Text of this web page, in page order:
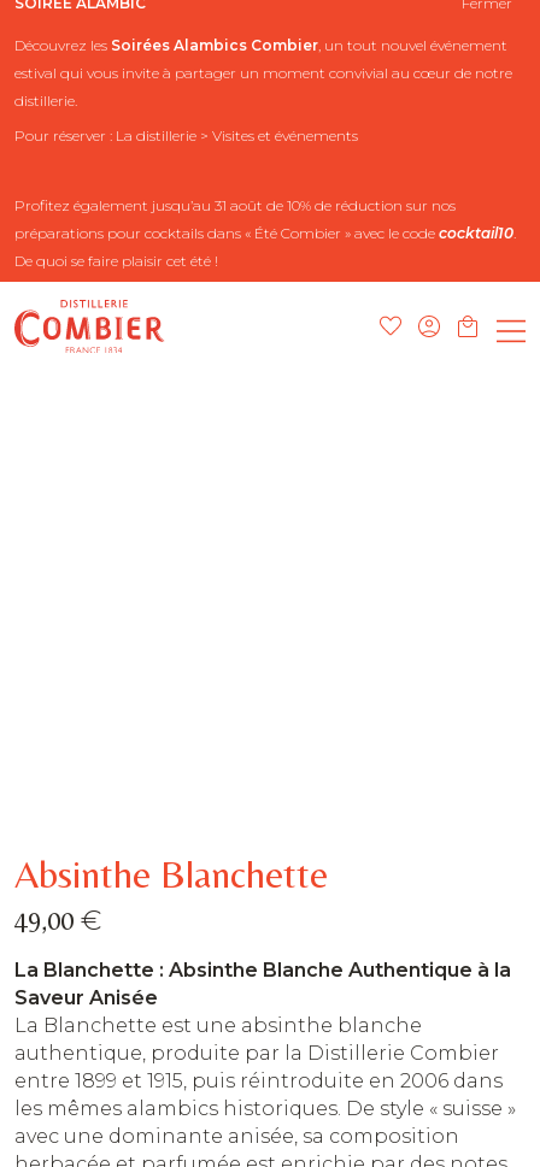
Découvrez les Soirées Alambics Combier, un tout nouvel événement
estival qui vous invite à partager un moment convivial au cœur de notre
distillerie.
Pour réserver : La distillerie > Visites et événements
Profitez également jusqu’au 31 août de 10% de réduction sur nos
préparations pour cocktails dans « Été Combier » avec le code cocktail10.
De quoi se faire plaisir cet été !
Absinthe Blanchette
49,00 €
La Blanchette : Absinthe Blanche Authentique à la
Saveur Anisée
La Blanchette est une absinthe blanche
authentique, produite par la Distillerie Combier
entre 1899 et 1915, puis réintroduite en 2006 dans
les mêmes alambics historiques. De style « suisse »
avec une dominante anisée, sa composition